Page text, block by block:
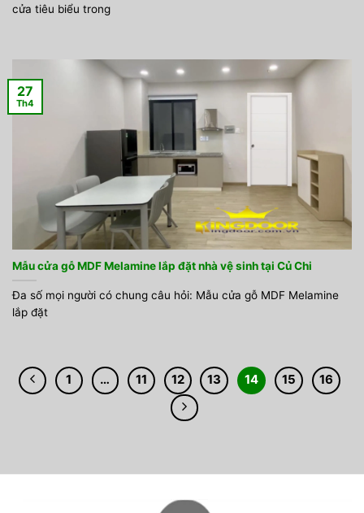
cửa tiêu biểu trong
Mẫu cửa gỗ MDF Melamine lắp đặt nhà vệ sinh tại Củ Chi
Đa số mọi người có chung câu hỏi: Mẫu cửa gỗ MDF Melamine
lắp đặt
27
Th4
1 … 11 12 13 14 15 16